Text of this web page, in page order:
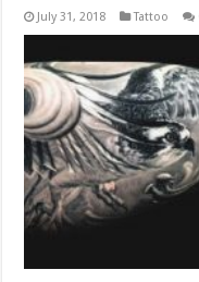
July 31, 2018 Tattoo